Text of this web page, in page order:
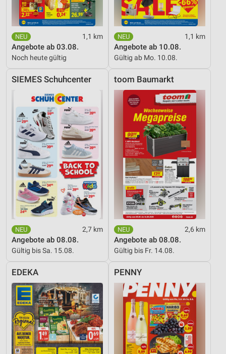
1,1 km
Angebote ab 03.08.
Noch heute gültig
1,1 km
Angebote ab 10.08.
Gültig ab Mo. 10.08.
SIEMES Schuhcenter
2,7 km
Angebote ab 08.08.
Gültig bis Sa. 15.08.
toom Baumarkt
2,6 km
Angebote ab 08.08.
Gültig bis Fr. 14.08.
EDEKA PENNY